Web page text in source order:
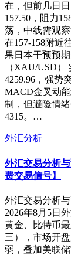
在，但前几日
157.50，阻力
荡，中线需观
在157-158附近
果日本干预预
（XAU/USD）
4259.96，强势
MACD金叉动
制，但避险情
4315。…
外汇分析
外汇交易分析
费交易信号】
外汇交易分析
2026年8月5日
黄金、比特币
三），市场开
弱，叠加美联